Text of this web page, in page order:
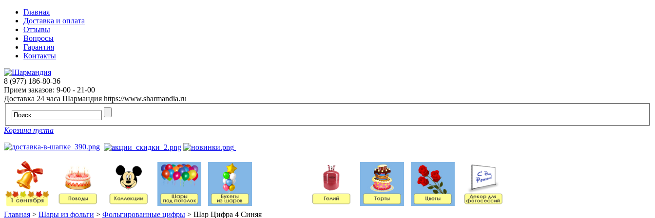
Главная
Доставка и оплата
Отзывы
Вопросы
Гарантия
Контакты
8 (977) 186-80-36
Прием заказов: 9-00 - 21-00
Доставка 24 часа Шармандия https://www.sharmandia.ru
Корзина пуста
Главная > Шары из фольги > Фольгированные цифры > Шар Цифра 4 Синяя